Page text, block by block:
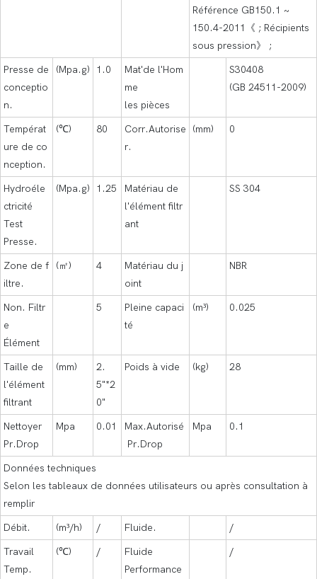
Référence GB150.1 ~
150.4-2011《 ; Récipients
sous pression》 ;
Presse de
conceptio
n.
(Mpa.g) 1.0
Mat'de l'Hom
me
les pièces
S30408
(GB 24511-2009)
Températ
ure de co
nception.
(℃) 80
Corr.Autorise
r.
(mm) 0
Hydroéle
ctricité
Test
Presse.
(Mpa.g) 1.25
Matériau de
l'élément filtr
ant
SS 304
Zone de f
iltre.
(㎡) 4
Matériau du j
oint
NBR
Non. Filtr
e
Élément
5
Pleine capaci
té
(m³) 0.025
Taille de
l'élément
filtrant
(mm)
2.
5"*2
0"
Poids à vide (kg) 28
Nettoyer
Pr.Drop
Mpa 0.01
Max.Autorisé
Pr.Drop
Mpa 0.1
Données techniques
Selon les tableaux de données utilisateurs ou après consultation à
remplir
Débit.
(m³/h) / Fluide.
/
Travail
Temp.
(℃) /
Fluide
Performance
/